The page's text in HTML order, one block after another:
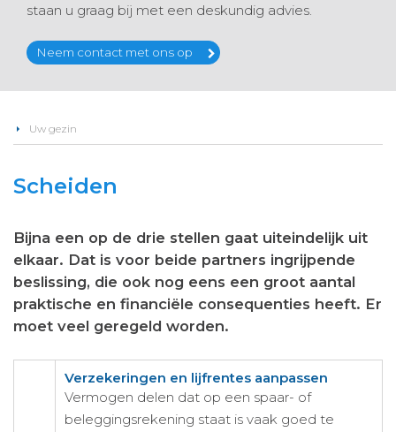
staan u graag bij met een deskundig advies.
Neem contact met ons op
Uw gezin
Scheiden
Bijna een op de drie stellen gaat uiteindelijk uit
elkaar. Dat is voor beide partners ingrijpende
beslissing, die ook nog eens een groot aantal
praktische en financiële consequenties heeft. Er
moet veel geregeld worden.
Verzekeringen en lijfrentes aanpassen
Vermogen delen dat op een spaar- of
beleggingsrekening staat is vaak goed te